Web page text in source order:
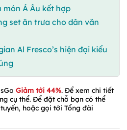
Á Âu kết hợp
set ăn trưa cho dân văn
Al Fresco’s hiện đại kiểu
Giảm tới 44%. Để xem chi tiết
cụ thể. Để đặt chỗ bạn có thể
hoặc gọi tới Tổng đài